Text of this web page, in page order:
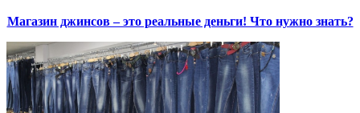
Магазин джинсов – это реальные деньги! Что нужно знать?